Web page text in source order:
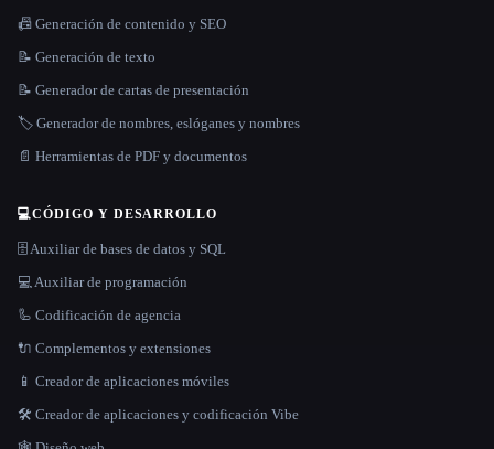
📠 Generación de contenido y SEO
📝 Generación de texto
📝 Generador de cartas de presentación
🏷️ Generador de nombres, eslóganes y nombres
📄 Herramientas de PDF y documentos
💻CÓDIGO Y DESARROLLO
🗄️ Auxiliar de bases de datos y SQL
💻 Auxiliar de programación
🦾 Codificación de agencia
🔌 Complementos y extensiones
📱 Creador de aplicaciones móviles
🛠️ Creador de aplicaciones y codificación Vibe